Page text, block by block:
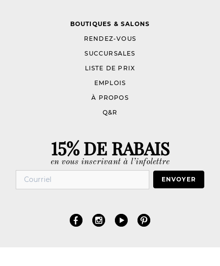
BOUTIQUES & SALONS
RENDEZ-VOUS
SUCCURSALES
LISTE DE PRIX
EMPLOIS
À PROPOS
Q&R
15% DE RABAIS
en vous inscrivant à l’infolettre
ENVOYER